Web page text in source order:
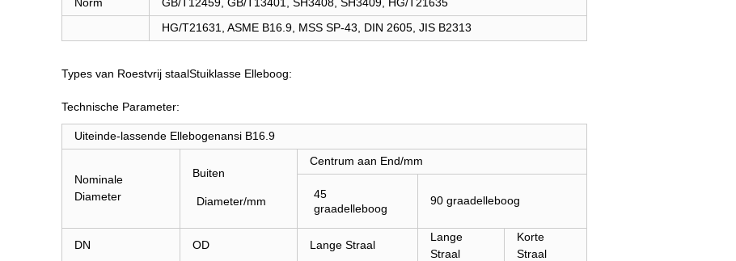
HG/T21631, ASME B16.9, MSS SP-43, DIN 2605, JIS B2313
Types van Roestvrij staalStuiklasse Elleboog:
Technische Parameter:
Uiteinde-lassende Ellebogenansi B16.9
Nominale
Diameter
Buiten
Diameter/mm
Centrum aan End/mm
45
graadelleboog
90 graadelleboog
DN OD Lange Straal
Lange
Straal
Korte
Straal